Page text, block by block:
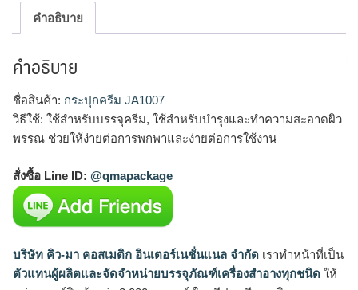
คำอธิบาย
คำอธิบาย
ชื่อสินค้า: กระปุกครีม JA1007
วิธีใช้: ใช้สำหรับบรรจุครีม, ใช้สำหรับบำรุงและทำความสะอาดผิว
พรรณ ช่วยให้ง่ายต่อการพกพาและง่ายต่อการใช้งาน
สั่งซื้อ Line ID: @qmapackage
บริษัท คิว-มา คอสเมติก อินเตอร์เนชั่นแนล จำกัด เราทำหน้าที่เป็น
ตัวแทนผู้ผลิตและจัดจำหน่ายบรรจุภัณฑ์เครื่องสำอางทุกชนิด ให้